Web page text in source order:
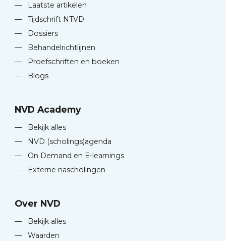
—
Laatste artikelen
—
Tijdschrift NTVD
—
Dossiers
—
Behandelrichtlijnen
—
Proefschriften en boeken
—
Blogs
NVD Academy
—
Bekijk alles
—
NVD (scholings)agenda
—
On Demand en E-learnings
—
Externe nascholingen
Over NVD
—
Bekijk alles
—
Waarden